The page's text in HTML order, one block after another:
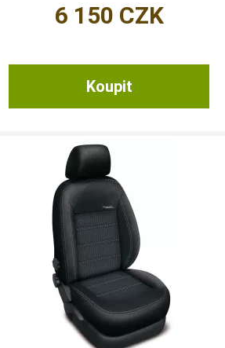
6 150 CZK